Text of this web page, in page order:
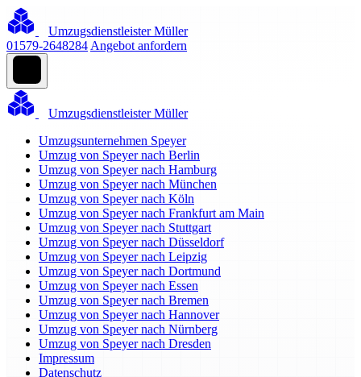
Umzugsdienstleister Müller
01579-2648284 Angebot anfordern
Umzugsdienstleister Müller
Umzugsunternehmen Speyer
Umzug von Speyer nach Berlin
Umzug von Speyer nach Hamburg
Umzug von Speyer nach München
Umzug von Speyer nach Köln
Umzug von Speyer nach Frankfurt am Main
Umzug von Speyer nach Stuttgart
Umzug von Speyer nach Düsseldorf
Umzug von Speyer nach Leipzig
Umzug von Speyer nach Dortmund
Umzug von Speyer nach Essen
Umzug von Speyer nach Bremen
Umzug von Speyer nach Hannover
Umzug von Speyer nach Nürnberg
Umzug von Speyer nach Dresden
Impressum
Datenschutz